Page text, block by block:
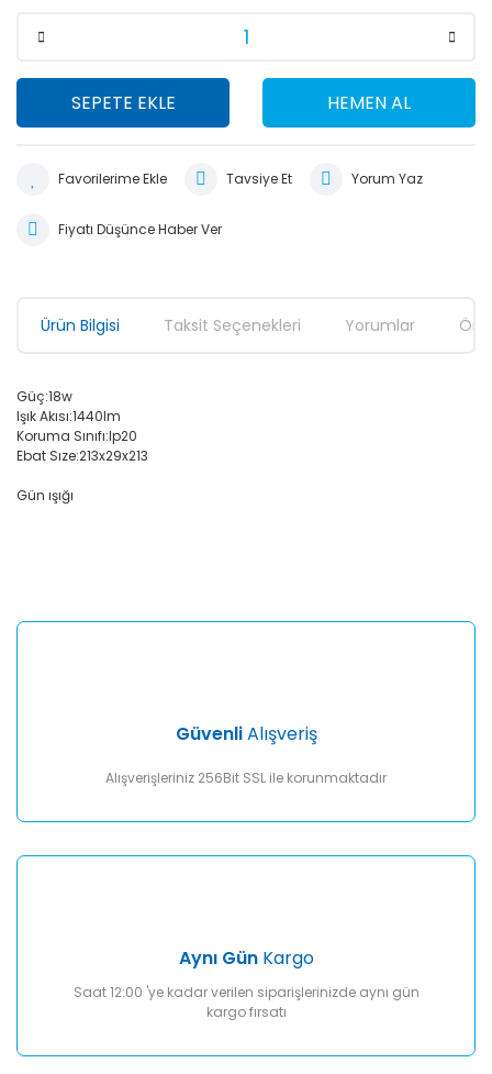
SEPETE EKLE HEMEN AL
Tavsiye Et Yorum Yaz
Fiyatı Düşünce Haber Ver
Ürün Bilgisi Taksit Seçenekleri Yorumlar
Güç:18w
Işık Akısı:1440lm
Koruma Sınıfı:Ip20
Ebat Sıze:213x29x213
Gün ışığı
Yorum Yaz
Ürün fiyatı diğer sitelerden daha pahalı.
GüvenliAlışveriş
Alışverişleriniz 256Bit SSL ile korunmaktadır
Aynı GünKargo
Saat 12:00 'ye kadar verilen siparişlerinizde aynı gün
kargo fırsatı